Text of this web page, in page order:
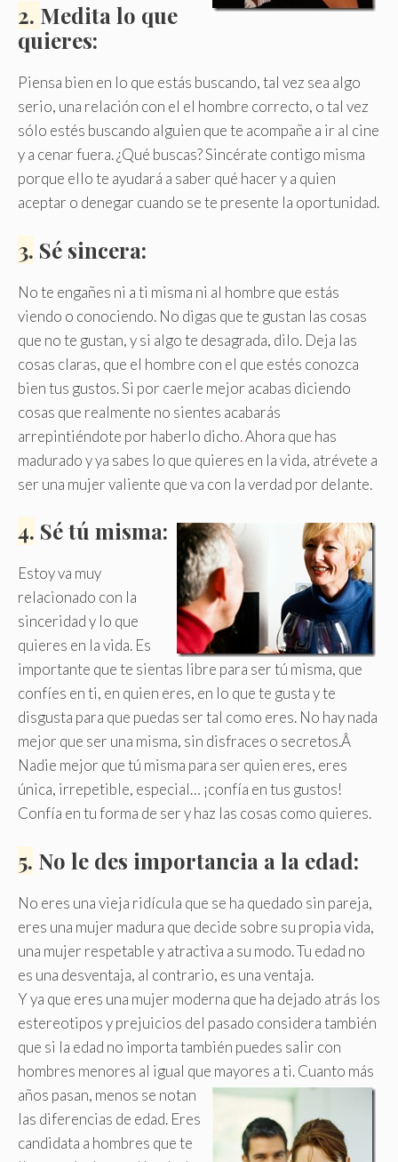
2. Medita lo que
quieres:
Piensa bien en lo que estás buscando, tal vez sea algo
serio, una relación con el el hombre correcto, o tal vez
sólo estés buscando alguien que te acompañe a ir al cine
y a cenar fuera. ¿Qué buscas? Sincérate contigo misma
porque ello te ayudará a saber qué hacer y a quien
aceptar o denegar cuando se te presente la oportunidad.
3. Sé sincera:
No te engañes ni a ti misma ni al hombre que estás
viendo o conociendo. No digas que te gustan las cosas
que no te gustan, y si algo te desagrada, dilo. Deja las
cosas claras, que el hombre con el que estés conozca
bien tus gustos. Si por caerle mejor acabas diciendo
cosas que realmente no sientes acabarás
arrepintiéndote por haberlo dicho.Ahora que has
madurado y ya sabes lo que quieres en la vida, atrévete a
ser una mujer valiente que va con la verdad por delante.
4. Sé tú misma:
Estoy va muy
relacionado con la
sinceridad y lo que
quieres en la vida. Es
importante que te sientas libre para ser tú misma, que
confíes en ti, en quien eres, en lo que te gusta y te
disgusta para que puedas ser tal como eres. No hay nada
mejor que ser una misma, sin disfraces o secretos.Â
Nadie mejor que tú misma para ser quien eres, eres
única, irrepetible, especial… ¡confía en tus gustos!
Confía en tu forma de ser y haz las cosas como quieres.
5. No le des importancia a la edad:
No eres una vieja ridícula que se ha quedado sin pareja,
eres una mujer madura que decide sobre su propia vida,
una mujer respetable y atractiva a su modo. Tu edad no
es una desventaja, al contrario, es una ventaja.
Y ya que eres una mujer moderna que ha dejado atrás los
estereotipos y prejuicios del pasado considera también
que si la edad no importa también puedes salir con
hombres menores al igual que mayores a ti.Cuanto más
años pasan, menos se notan
las diferencias de edad. Eres
candidata a hombres que te